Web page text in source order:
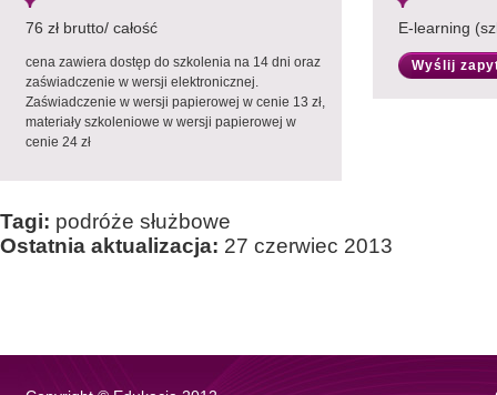
76 zł brutto/ całość
cena zawiera dostęp do szkolenia na 14 dni oraz
zaświadczenie w wersji elektronicznej.
Zaświadczenie w wersji papierowej w cenie 13 zł,
materiały szkoleniowe w wersji papierowej w
cenie 24 zł
E-learning
Wyślij
Tagi: podróże służbowe
Ostatnia aktualizacja: 27 czerwiec 2013